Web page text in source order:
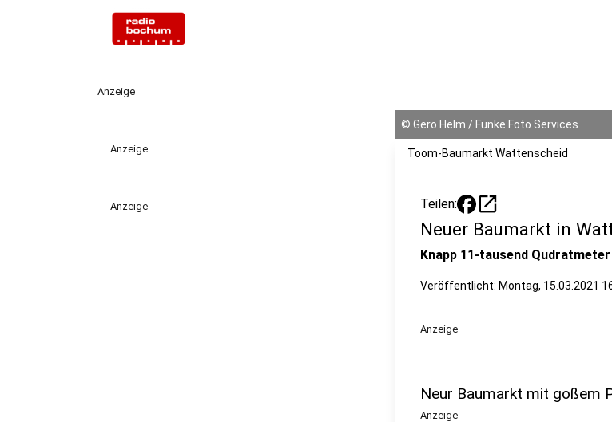
Anzeige
Anzeige
Anzeige
© Gero Helm / Funke Foto Services
Toom-Baumarkt Wattenscheid
Teilen: open_in_new
Neuer Baumarkt in
Knapp 11-tausend
Veröffentlicht: Montag, 15.03.2021
Anzeige
Neur Baumarkt mit goßem
Anzeige